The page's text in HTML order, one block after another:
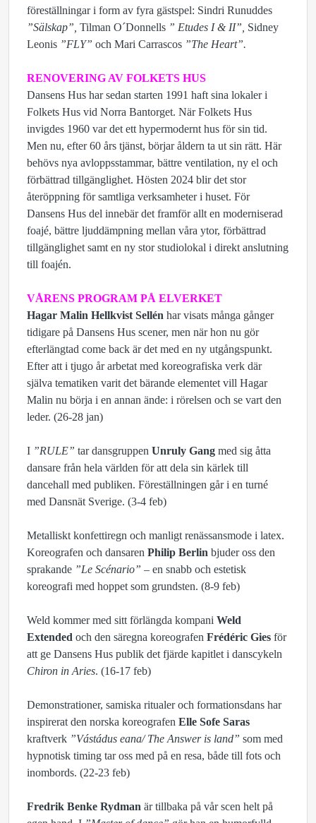
föreställningar i form av fyra gästspel: Sindri Runuddes
”Sälskap”, Tilman O´Donnells ” Etudes I & II”, Sidney
Leonis ”FLY” och Mari Carrascos ”The Heart”.
RENOVERING AV FOLKETS HUS
Dansens Hus har sedan starten 1991 haft sina lokaler i
Folkets Hus vid Norra Bantorget. När Folkets Hus
invigdes 1960 var det ett hypermodernt hus för sin tid.
Men nu, efter 60 års tjänst, börjar åldern ta ut sin rätt. Här
behövs nya avloppsstammar, bättre ventilation, ny el och
förbättrad tillgänglighet. Hösten 2024 blir det stor
återöppning för samtliga verksamheter i huset. För
Dansens Hus del innebär det framför allt en moderniserad
foajé, bättre ljuddämpning mellan våra ytor, förbättrad
tillgänglighet samt en ny stor studiolokal i direkt anslutning
till foajén.
VÅRENS PROGRAM PÅ ELVERKET
Hagar Malin Hellkvist Sellén har visats många gånger
tidigare på Dansens Hus scener, men när hon nu gör
efterlängtad come back är det med en ny utgångspunkt.
Efter att i tjugo år arbetat med koreografiska verk där
själva tematiken varit det bärande elementet vill Hagar
Malin nu börja i en annan ände: i rörelsen och se vart den
leder. (26-28 jan)
I ”RULE” tar dansgruppen Unruly Gang med sig åtta
dansare från hela världen för att dela sin kärlek till
dancehall med publiken. Föreställningen går i en turné
med Dansnät Sverige. (3-4 feb)
Metalliskt konfettiregn och manligt renässansmode i latex.
Koreografen och dansaren Philip Berlin bjuder oss den
sprakande ”Le Scénario” – en snabb och estetisk
koreografi med hoppet som grundsten. (8-9 feb)
Weld kommer med sitt förlängda kompani Weld
Extended och den säregna koreografen Frédéric Gies för
att ge Dansens Hus publik det fjärde kapitlet i danscykeln
Chiron in Aries. (16-17 feb)
Demonstrationer, samiska ritualer och formationsdans har
inspirerat den norska koreografen Elle Sofe Saras
kraftverk ”Vástádus eana/ The Answer is land” som med
hypnotisk timing tar oss med på en resa, både till fots och
inombords. (22-23 feb)
Fredrik Benke Rydman är tillbaka på vår scen helt på